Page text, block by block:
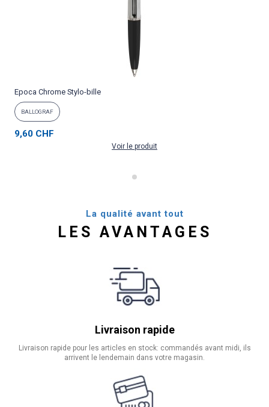
Epoca Chrome Stylo-bille
BALLOGRAF
9,60 CHF
Voir le produit
La qualité avant tout
LES AVANTAGES
Livraison rapide
Livraison rapide pour les articles en stock: commandés avant midi, ils
arrivent le lendemain dans votre magasin.